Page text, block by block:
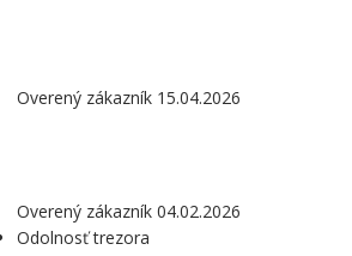
Overený zákazník 15.04.2026
Overený zákazník 04.02.2026
Odolnosť trezora